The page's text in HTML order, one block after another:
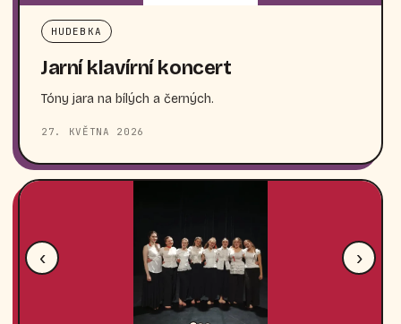
HUDEBKA
Jarní klavírní koncert
Tóny jara na bílých a černých.
27. KVĚTNA 2026
‹ ›